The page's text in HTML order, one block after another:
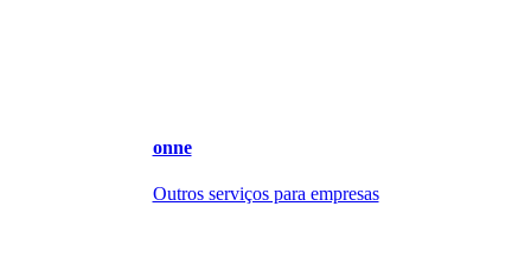
onne
Outros serviços para empresas